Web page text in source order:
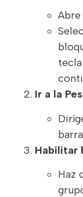
Ir a la
Habilitar
Haz